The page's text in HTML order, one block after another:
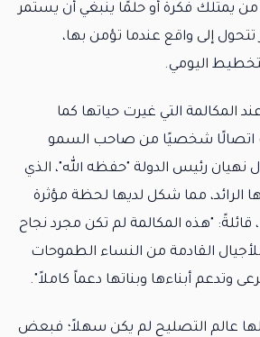
يمتلك فكرة أو حلمًا ينبغي أن يستمر
تتحول إلى واقع عندما تؤمن بها،
اليومي.
المكالمة التي غيرت حياتها كما
اتصالًا شخصيًا من صاحب السمو
نهيان رئيس الدولة "حفظه الله"، الذي
الرائد، مما شكل لديها لحظة مؤثرة
قائلةً: "هذه المكالمة لم تكن مجرد نجاح
القادمة من النساء الطموحات
وتدعم أبناءها وبناتها دعماً كاملاً".
عالم التصليح لم يكن سهلاً؛ فبعض